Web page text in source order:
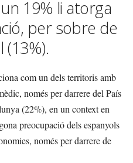
un 19% li atorga
per sobre de
(13%).
com un dels territoris amb
només per darrere del País
(22%), en un context en
preocupació dels espanyols
només per darrere de